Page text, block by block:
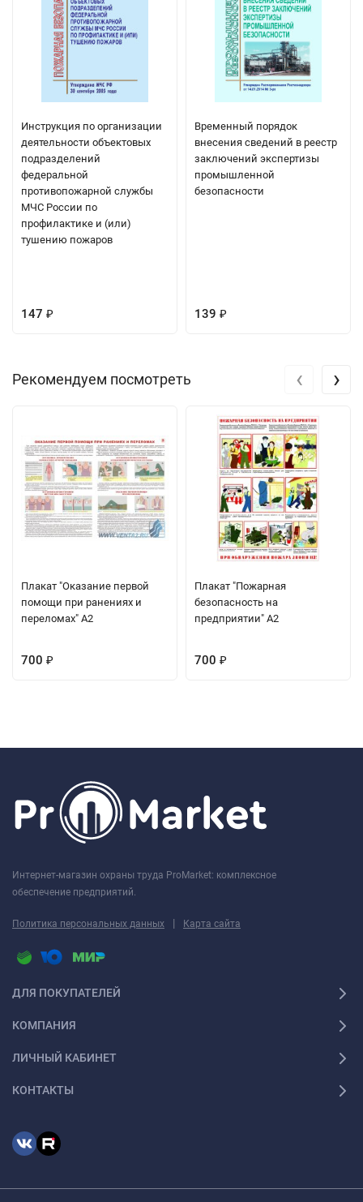
Инструкция по организации
деятельности объектовых
подразделений
федеральной
противопожарной службы
МЧС России по
профилактике и (или)
тушению пожаров
147 ₽
Временный порядок
внесения сведений в реестр
заключений экспертизы
промышленной
безопасности
139 ₽
Рекомендуем посмотреть
Плакат "Оказание первой
помощи при ранениях и
переломах" А2
700 ₽
Плакат "Пожарная
безопасность на
предприятии" А2
700 ₽
‹ ›
Интернет-магазин охраны труда ProMarket: комплексное
обеспечение предприятий.
Политика персональных данных | Карта сайта
ДЛЯ ПОКУПАТЕЛЕЙ
КОМПАНИЯ
ЛИЧНЫЙ КАБИНЕТ
КОНТАКТЫ